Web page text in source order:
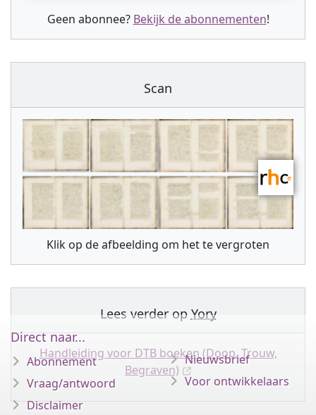
Geen abonnee? Bekijk de abonnementen!
Scan
Klik op de afbeelding om het te vergroten
Lees verder op Yory
Handleiding voor DTB boeken (Doop, Trouw,
Begraven)
Direct naar...
Abonnement
Vraag/antwoord
Disclaimer
Nieuwsbrief
Voor ontwikkelaars